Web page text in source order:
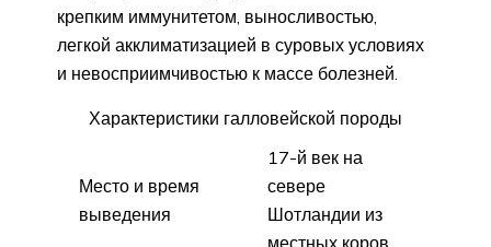
крепким иммунитетом, выносливостью,
легкой акклиматизацией в суровых условиях
и невосприимчивостью к массе болезней.
Характеристики галловейской породы
Место и время
выведения
17-й век на
севере
Шотландии из
местных коров